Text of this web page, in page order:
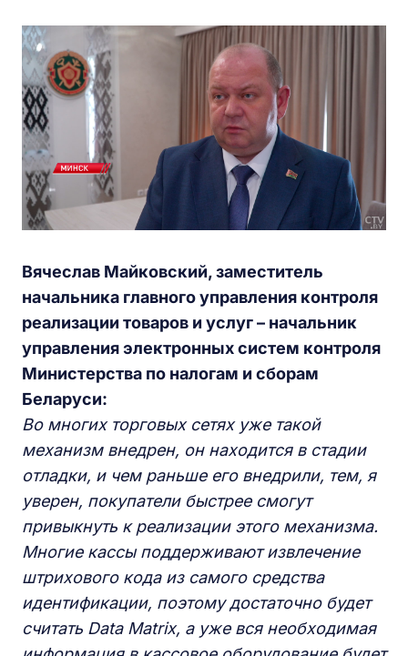
Вячеслав Майковский, заместитель
начальника главного управления контроля
реализации товаров и услуг – начальник
управления электронных систем контроля
Министерства по налогам и сборам
Беларуси:
Во многих торговых сетях уже такой
механизм внедрен, он находится в стадии
отладки, и чем раньше его внедрили, тем, я
уверен, покупатели быстрее смогут
привыкнуть к реализации этого механизма.
Многие кассы поддерживают извлечение
штрихового кода из самого средства
идентификации, поэтому достаточно будет
считать Data Matrix, а уже вся необходимая